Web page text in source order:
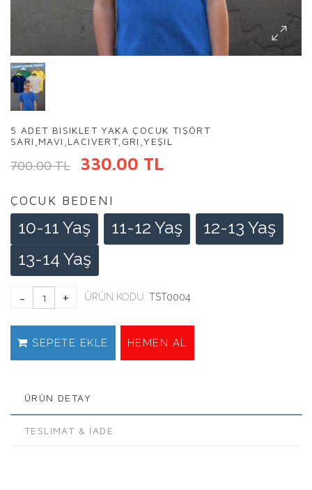
5 ADET BISIKLET YAKA ÇOCUK TIŞÖRT
SARI,MAVI,LACIVERT,GRI,YEŞIL
700.00 TL 330.00 TL
ÇOCUK BEDENI
10-11 Yaş 11-12 Yaş
12-13 Yaş
13-14 Yaş
ÜRÜN KODU: TST0004
SEPETE EKLE HEMEN AL
ÜRÜN DETAY
TESLIMAT & İADE